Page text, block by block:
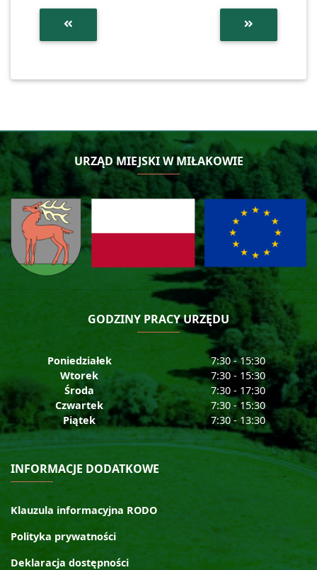
URZĄD MIEJSKI W MIŁAKOWIE
GODZINY PRACY URZĘDU
Poniedziałek
7:30 - 15:30
Wtorek
7:30 - 15:30
Środa
7:30 - 17:30
Czwartek
7:30 - 15:30
Piątek
7:30 - 13:30
INFORMACJE DODATKOWE
Klauzula informacyjna RODO
Polityka prywatności
Deklaracja dostępności